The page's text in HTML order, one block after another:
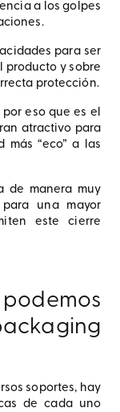
a los golpes
para ser
producto y sobre
protección.
eso que es el
atractivo para
más “eco” a las
de manera muy
una mayor
este cierre
soportes, hay
de cada uno